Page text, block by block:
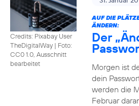
Credits: Pixabay User
TheDigitalWay | Foto:
CC0 1.0, Ausschnitt
bearbeitet
AUF DIE
ÄNDERN:
Der
Morgen ist
dein
werden die
Februar